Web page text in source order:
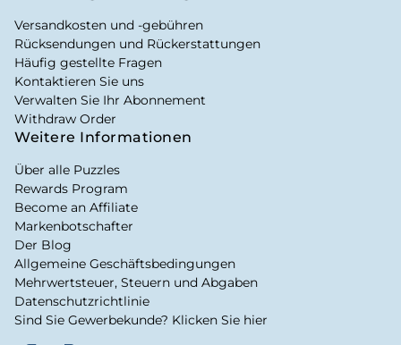
Versandkosten und -gebühren
Rücksendungen und Rückerstattungen
Häufig gestellte Fragen
Kontaktieren Sie uns
Verwalten Sie Ihr Abonnement
Withdraw Order
Weitere Informationen
Über alle Puzzles
Rewards Program
Become an Affiliate
Markenbotschafter
Der Blog
Allgemeine Geschäftsbedingungen
Mehrwertsteuer, Steuern und Abgaben
Datenschutzrichtlinie
Sind Sie Gewerbekunde? Klicken Sie hier